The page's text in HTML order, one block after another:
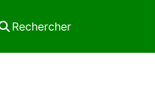
Rechercher